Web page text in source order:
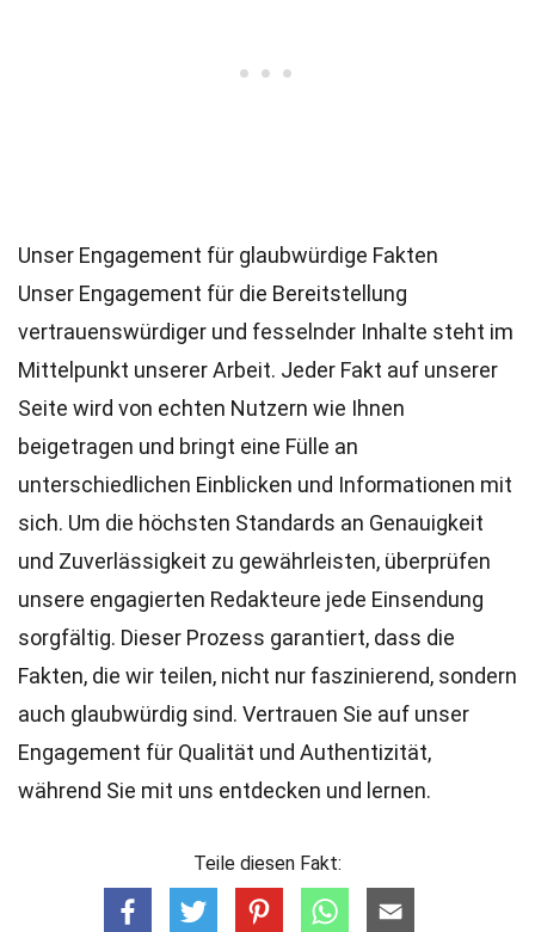
Unser Engagement für glaubwürdige Fakten
Unser Engagement für die Bereitstellung
vertrauenswürdiger und fesselnder Inhalte steht im
Mittelpunkt unserer Arbeit. Jeder Fakt auf unserer
Seite wird von echten Nutzern wie Ihnen
beigetragen und bringt eine Fülle an
unterschiedlichen Einblicken und Informationen mit
sich. Um die höchsten Standards an Genauigkeit
und Zuverlässigkeit zu gewährleisten, überprüfen
unsere engagierten Redakteure jede Einsendung
sorgfältig. Dieser Prozess garantiert, dass die
Fakten, die wir teilen, nicht nur faszinierend, sondern
auch glaubwürdig sind. Vertrauen Sie auf unser
Engagement für Qualität und Authentizität,
während Sie mit uns entdecken und lernen.
Teile diesen Fakt: